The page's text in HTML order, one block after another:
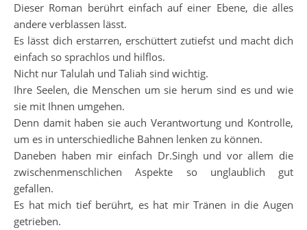
Dieser Roman berührt einfach auf einer Ebene, die alles
andere verblassen lässt.
Es lässt dich erstarren, erschüttert zutiefst und macht dich
einfach so sprachlos und hilflos.
Nicht nur Talulah und Taliah sind wichtig.
Ihre Seelen, die Menschen um sie herum sind es und wie
sie mit Ihnen umgehen.
Denn damit haben sie auch Verantwortung und Kontrolle,
um es in unterschiedliche Bahnen lenken zu können.
Daneben haben mir einfach Dr.Singh und vor allem die
zwischenmenschlichen Aspekte so unglaublich gut
gefallen.
Es hat mich tief berührt, es hat mir Tränen in die Augen
getrieben.